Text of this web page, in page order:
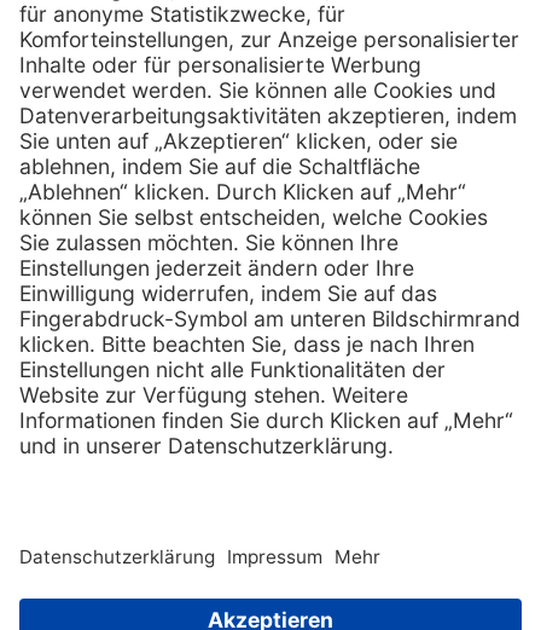
D-49078 Osnabrück
Telefon:0800 - 633 43 66
E-Mail: info @ mediquick.de
Services
Serviceversprechen
Sprechstundenbedarf
Retoure anmelden
Hilfe
FAQs
Kontakt
Lob & Kritik
Zertifikat Rechtliches
AGB
Impressum
Datenschutz
Copyright © 2026 MediQuick Arzt-